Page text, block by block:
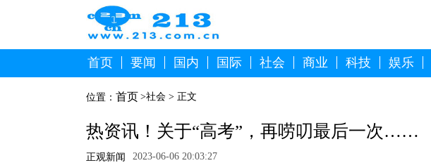
首页 要闻 国内 国际 社会 商业 科技 娱乐
位置： 首页 >社会 > 正文
热资讯！关于“高考”，再唠叨最后一次……
正观新闻 2023-06-06 20:03:27